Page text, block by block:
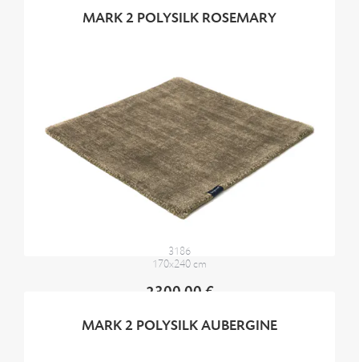
MARK 2 POLYSILK ROSEMARY
3186
170x240 cm
2300,00 €
MARK 2 POLYSILK AUBERGINE